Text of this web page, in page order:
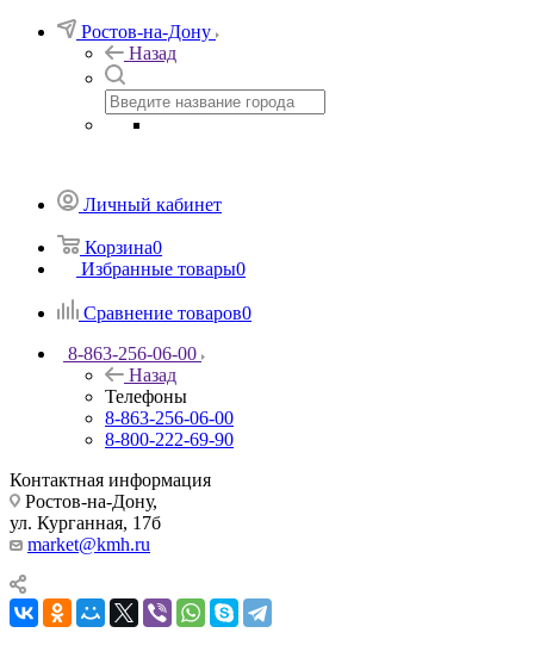
Ростов-на-Дону
Назад
Личный кабинет
Корзина0
Избранные товары0
Сравнение товаров0
8-863-256-06-00
Назад
Телефоны
8-863-256-06-00
8-800-222-69-90
Контактная информация
Ростов-на-Дону,
ул. Курганная, 17б
market@kmh.ru